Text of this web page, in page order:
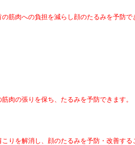
筋肉への負担を減らし顔のたるみを予防で
肉の張りを保ち、たるみを予防できます。
りを解消し、顔のたるみを予防・改善する